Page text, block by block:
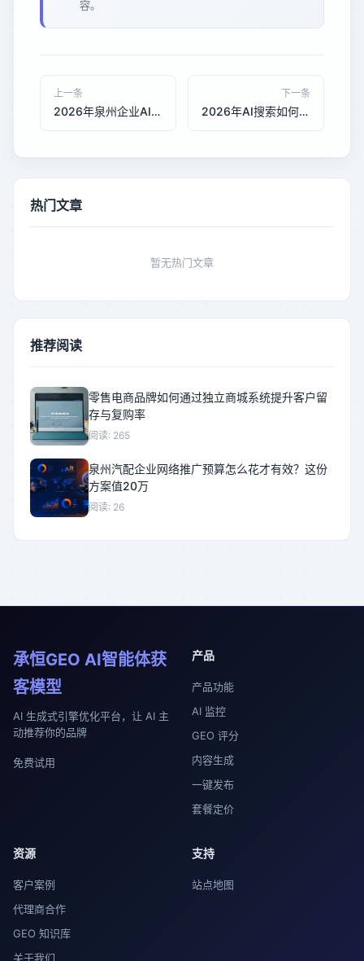
容。
上一条
2026年泉州企业AI优化选购指南：如何让品牌在豆包与DeepSeek中脱颖而出
下一条
2026年AI搜索如何影响企业曝光？豆包、DeepSeek优化策略解析
热门文章
暂无热门文章
推荐阅读
零售电商品牌如何通过独立商城系统提升客户留
存与复购率
阅读: 265
泉州汽配企业网络推广预算怎么花才有效？这份
方案值20万
阅读: 26
承恒GEO AI智能体获
客模型
AI 生成式引擎优化平台，让 AI 主
动推荐你的品牌
免费试用
产品
产品功能
AI 监控
GEO 评分
内容生成
一键发布
套餐定价
资源
客户案例
代理商合作
GEO 知识库
关于我们
支持
站点地图